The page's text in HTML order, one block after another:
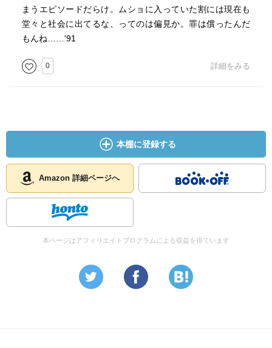
まうエピソードだらけ。ムショに入っていた割には現在も
堂々と社会に出てるな、ってのは偏見か。罪は償ったんだ
もんね……'91
0 詳細をみる
本棚に登録する
Amazon 詳細ページへ
本ページはアフィリエイトプログラムによる収益を得ています